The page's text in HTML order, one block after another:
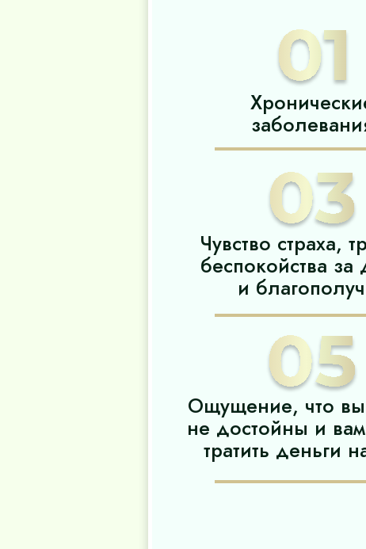
Ощущение, что вы
не достойны и
тратить деньги
Чувство страха,
беспокойства за
и